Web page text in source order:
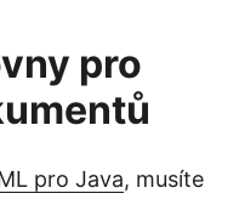
pro
pro Java, musíte